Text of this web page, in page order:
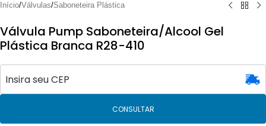
Início/Válvulas/Saboneteira Plástica
Válvula Pump Saboneteira/Alcool Gel
Plástica Branca R28-410
CONSULTAR